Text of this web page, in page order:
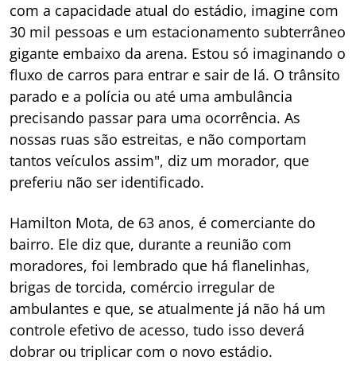
com a capacidade atual do estádio, imagine com
30 mil pessoas e um estacionamento subterrâneo
gigante embaixo da arena. Estou só imaginando o
fluxo de carros para entrar e sair de lá. O trânsito
parado e a polícia ou até uma ambulância
precisando passar para uma ocorrência. As
nossas ruas são estreitas, e não comportam
tantos veículos assim", diz um morador, que
preferiu não ser identificado.
Hamilton Mota, de 63 anos, é comerciante do
bairro. Ele diz que, durante a reunião com
moradores, foi lembrado que há flanelinhas,
brigas de torcida, comércio irregular de
ambulantes e que, se atualmente já não há um
controle efetivo de acesso, tudo isso deverá
dobrar ou triplicar com o novo estádio.